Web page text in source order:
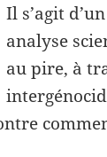
Il s’agit
analyse
au pire, à